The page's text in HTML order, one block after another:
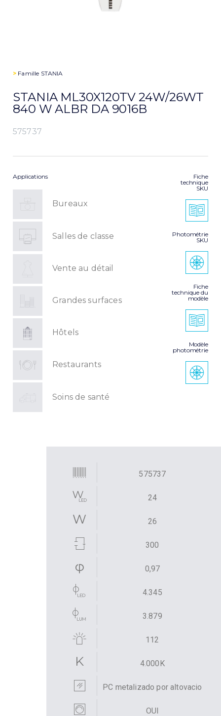
> Famille STANIA
STANIA ML30X120TV 24W/26WT
840 W ALBR DA 9016B
575737
Applications
Bureaux
Salles de classe
Vente au détail
Grandes surfaces
Hôtels
Restaurants
Soins de santé
Fiche
technique
SKU
Photométrie
SKU
Fiche
technique du
modèle
Modèle
photométrie
575737
24
26
300
0,97
4.345
3.879
112
4.000K
PC metalizado por altovacio
OUI